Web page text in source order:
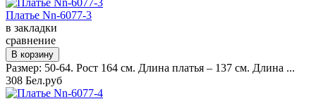
Платье Nn-6077-3
в закладки
сравнение
Размер: 50-64. Рост 164 см. Длина платья – 137 см. Длина ...
308 Бел.руб